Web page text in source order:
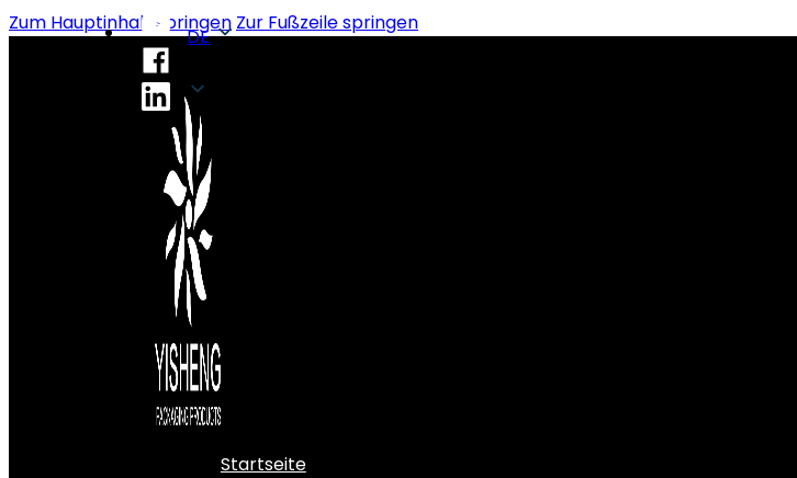
Zum Hauptinhalt springen Zur Fußzeile springen
DE
Startseite